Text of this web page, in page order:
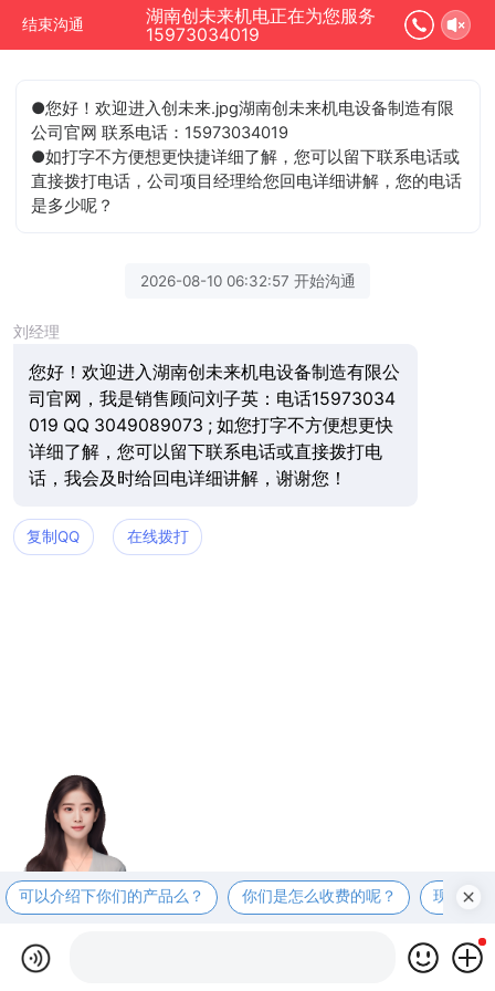
结束沟通
湖南创未来机电正在为您服务
15973034019
●您好！欢迎进入创未来.jpg湖南创未来机电设备制造有限
公司官网 联系电话：15973034019
●如打字不方便想更快捷详细了解，您可以留下联系电话或
直接拨打电话，公司项目经理给您回电详细讲解，您的电话
是多少呢？
2026-08-10 06:32:57 开始沟通
刘经理
您好！欢迎进入湖南创未来机电设备制造有限公
司官网，我是销售顾问刘子英：电话15973034
019 QQ 3049089073 ; 如您打字不方便想更快
详细了解，您可以留下联系电话或直接拨打电
话，我会及时给回电详细讲解，谢谢您！
复制QQ 在线拨打
可以介绍下你们的产品么？ 你们是怎么收费的呢？ 现在有